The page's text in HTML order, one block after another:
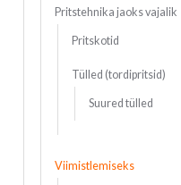
Pritstehnika jaoks vajalik
Pritskotid
Tülled (tordipritsid)
Suured tülled
Viimistlemiseks